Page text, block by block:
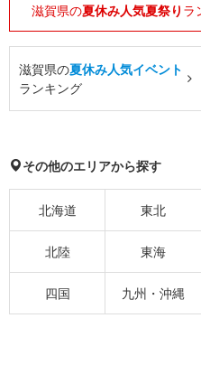
滋賀県の夏休み人気夏祭り ラ
滋賀県の夏休み人気イベント
ランキング
その他のエリアから探す
北海道 東北
北陸 東海
四国 九州・沖縄